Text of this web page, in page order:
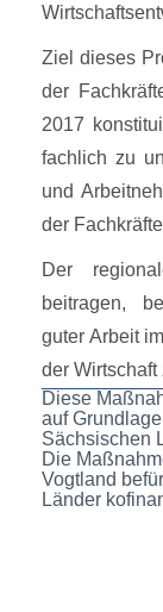
Ziel dieses
der
2017
fachlich zu
und
der
Der
beitragen,
guter Arbeit
der Wirtschaft
Diese
auf
Sächsischen
Die
Vogtland
Länder